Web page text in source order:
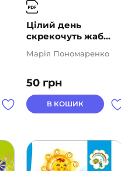
Цілий день
скрекочуть жаб...
50 грн
Марія Пономаренко
В КОШИК